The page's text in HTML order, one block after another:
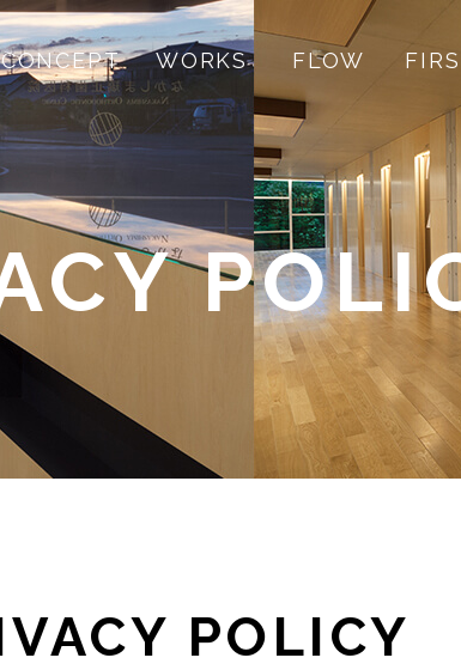
CONCEPT WORKS FLOW
POLICY